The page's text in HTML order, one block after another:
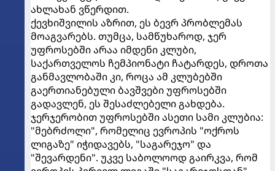
ახლახან ვწერდით.
ქევხიშვილის აზრით, ეს ბევრ პრობლემას
მოაგვარებს. თუმცა, სამწუხაროდ, ჯერ
უფროსებში არაა იმდენი კლუბი,
საქართველოს ჩემპიონატი ჩატარდეს, დროთა
განმავლობაში კი, როცა ამ კლუბებში
გაერთიანებული ბავშვები უფროსებში
გადავლენ, ეს შესაძლებელი გახდება.
ჯერჯერობით უფროსებში ასეთი სამი კლუბია:
"მებრძოლი", რომელიც ევროპის "ოქროს
ლიგაზე" იჭიდავებს, "საგარეჯო" და
"შევარდენი". უკვე საბოლოოდ გაირკვა, რომ